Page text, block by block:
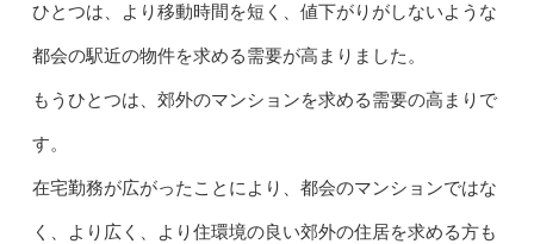
ひとつは、より移動時間を短く、値下がりがしないような
都会の駅近の物件を求める需要が高まりました。
もうひとつは、郊外のマンションを求める需要の高まりで
す。
在宅勤務が広がったことにより、都会のマンションではな
く、より広く、より住環境の良い郊外の住居を求める方も